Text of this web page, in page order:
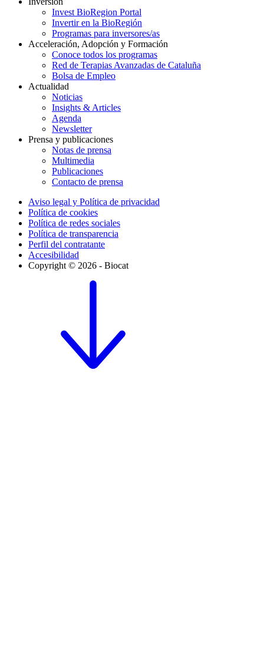
Invest BioRegion Portal
Invertir en la BioRegión
Programas para inversores/as
Acceleración, Adopción y Formación
Conoce todos los programas
Red de Terapias Avanzadas de Cataluña
Bolsa de Empleo
Actualidad
Noticias
Insights & Articles
Agenda
Newsletter
Prensa y publicaciones
Notas de prensa
Multimedia
Publicaciones
Contacto de prensa
Aviso legal y Política de privacidad
Política de cookies
Política de redes sociales
Política de transparencia
Perfil del contratante
Accesibilidad
Copyright © 2026 - Biocat